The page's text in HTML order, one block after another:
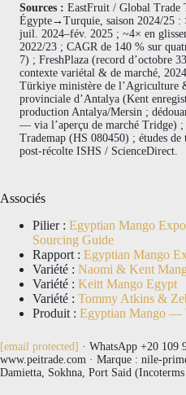
Sources : EastFruit / Global Trade
Égypte→Turquie, saison 2024/25 :
juil. 2024–fév. 2025 ; ~4× en
2022/23 ; CAGR de 140 % sur
7) ; FreshPlaza (record d’octobre
contexte variétal & de marché,
Türkiye ministère de l’Agriculture
provinciale d’Antalya (Kent
production Antalya/Mersin ;
— via l’aperçu de marché Tridge)
Trademap (HS 080450) ; études de
post-récolte ISHS / ScienceDirect.
Associés
Pilier : Egyptian Mango
Sourcing Guide
Rapport : Egyptian Mango
Variété : Naomi & Kent
Variété : Keitt Mango Egypt
Variété : Tommy Atkins &
Produit : Egyptian Mango —
[email protected] · WhatsApp +20 109
www.peitrade.com · Marque : nile-
Damietta, Sokhna, Port Said